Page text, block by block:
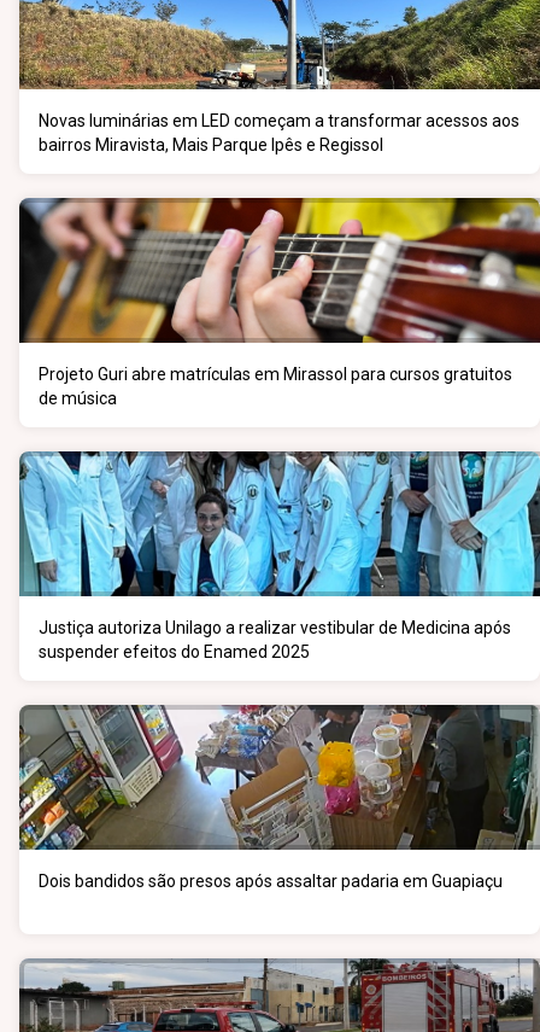
Novas luminárias em LED começam a transformar acessos aos
bairros Miravista, Mais Parque Ipês e Regissol
Projeto Guri abre matrículas em Mirassol para cursos gratuitos
de música
Justiça autoriza Unilago a realizar vestibular de Medicina após
suspender efeitos do Enamed 2025
Dois bandidos são presos após assaltar padaria em Guapiaçu